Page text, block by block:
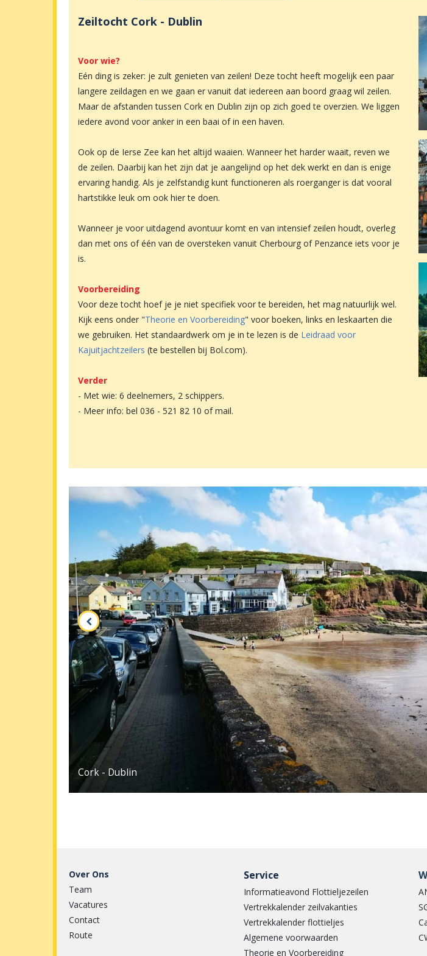
Zeiltocht Cork - Dublin
Voor wie?
Eén ding is zeker: je zult genieten van zeilen! Deze tocht heeft mogelijk een paar
langere zeildagen en we gaan er vanuit dat iedereen aan boord graag wil zeilen.
Maar de afstanden tussen Cork en Dublin zijn op zich goed te overzien. We liggen
iedere avond voor anker in een baai of in een haven.
Ook op de Ierse Zee kan het altijd waaien. Wanneer het harder waait, reven we
de zeilen. Daarbij kan het zijn dat je aangelijnd op het dek werkt en dan is enige
ervaring handig. Als je zelfstandig kunt functioneren als roerganger is dat vooral
hartstikke leuk om ook hier te doen.
Wanneer je voor uitdagend avontuur komt en van intensief zeilen houdt, overleg
dan met ons of één van de oversteken vanuit Cherbourg of Penzance iets voor je
is.
Voorbereiding
Voor deze tocht hoef je je niet specifiek voor te bereiden, het mag natuurlijk wel.
Kijk eens onder "Theorie en Voorbereiding" voor boeken, links en leskaarten die
we gebruiken. Het standaardwerk om je in te lezen is de Leidraad voor
Kajuitjachtzeilers (te bestellen bij Bol.com).
Verder
- Met wie: 6 deelnemers, 2 schippers.
- Meer info: bel 036 - 521 82 10 of mail.
Over Ons
Team
Vacatures
Contact
Route
Service
Informatieavond Flottieljezeilen
Vertrekkalender zeilvakanties
Vertrekkalender flottieljes
Algemene voorwaarden
Theorie en Voorbereiding